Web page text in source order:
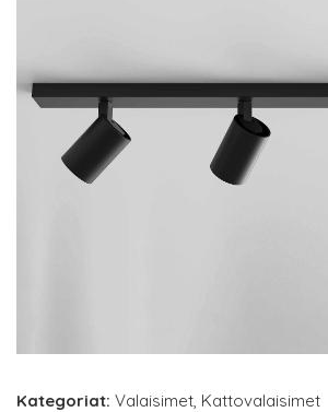
Kategoriat: Valaisimet, Kattovalaisimet